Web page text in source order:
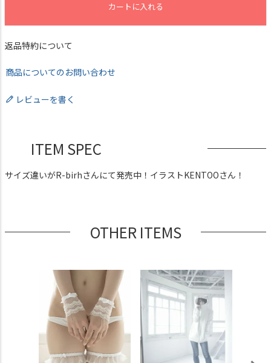
カートに入れる
返品特約について
商品についてのお問い合わせ
レビューを書く
ITEM SPEC
サイズ違いがR-birhさんにて発売中！イラストKENTOOさん！
OTHER ITEMS